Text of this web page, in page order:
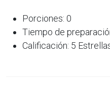
Porciones: 0
Tiempo de
Calificación: 5